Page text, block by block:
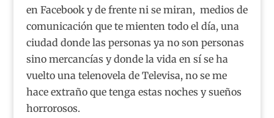
en Facebook y de frente ni se miran, medios de
comunicación que te mienten todo el día, una
ciudad donde las personas ya no son personas
sino mercancías y donde la vida en sí se ha
vuelto una telenovela de Televisa, no se me
hace extraño que tenga estas noches y sueños
horrorosos.